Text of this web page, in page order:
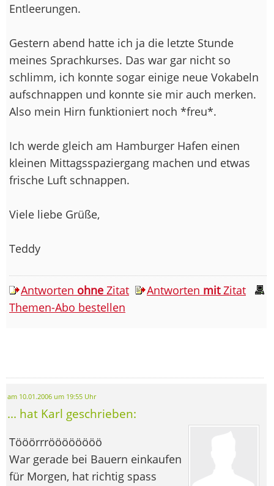
Entleerungen.
Gestern abend hatte ich ja die letzte Stunde
meines Sprachkurses. Das war gar nicht so
schlimm, ich konnte sogar einige neue Vokabeln
aufschnappen und konnte sie mir auch merken.
Also mein Hirn funktioniert noch *freu*.
Ich werde gleich am Hamburger Hafen einen
kleinen Mittagsspaziergang machen und etwas
frische Luft schnappen.
Viele liebe Grüße,
Teddy
Antworten ohne Zitat Antworten mitZitat
Themen-Abo bestellen
am 10.01.2006 um 19:55 Uhr
... hat Karl geschrieben:
Tööörrröööööööö
War gerade bei Bauern einkaufen
für Morgen, hat richtig spass